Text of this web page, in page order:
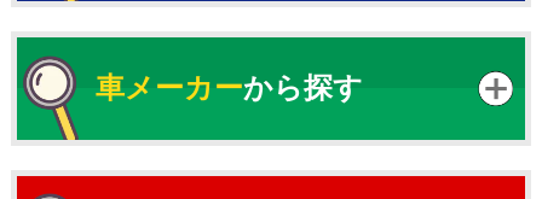
車メーカーから探す